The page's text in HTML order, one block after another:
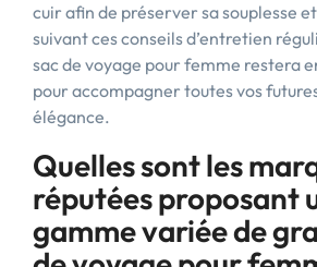
cuir afin de préserver sa souplesse
suivant ces conseils d’entretien
sac de voyage pour femme restera
pour accompagner toutes vos
élégance.
Quelles sont les
réputées proposant
gamme variée de